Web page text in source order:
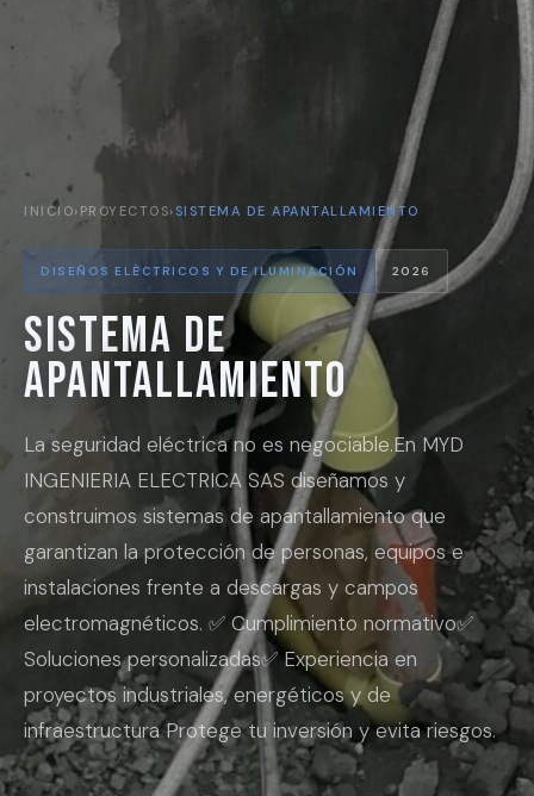
INICIO› PROYECTOS› SISTEMA DE APANTALLAMIENTO
DISEÑOS ELÉCTRICOS Y DE ILUMINACIÓN 2026
Sistema de
apantallamiento
La seguridad eléctrica no es negociable.En MYD
INGENIERIA ELECTRICA SAS diseñamos y
construimos sistemas de apantallamiento que
garantizan la protección de personas, equipos e
instalaciones frente a descargas y campos
electromagnéticos. ✅ Cumplimiento normativo✅
Soluciones personalizadas✅ Experiencia en
proyectos industriales, energéticos y de
infraestructura Protege tu inversión y evita riesgos.